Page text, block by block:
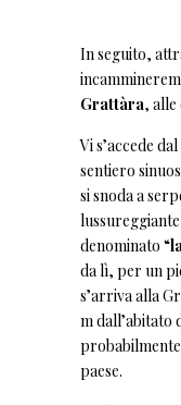
In seguito,
Grattàra,
Vi s’accede
sentiero
si snoda a
denominato “
da lì, per un
s’arriva alla
m dall’abitato
paese.